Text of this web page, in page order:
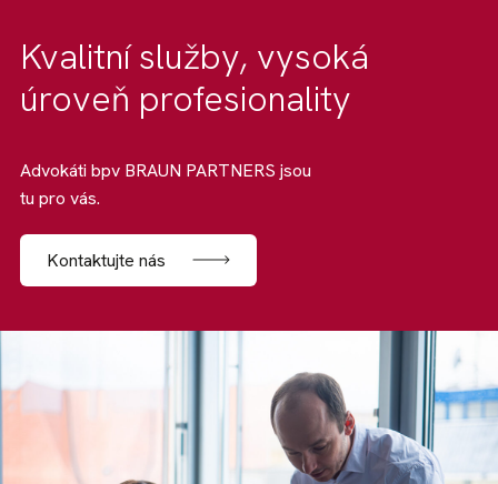
Kvalitní služby, vysoká
úroveň profesionality
Advokáti bpv BRAUN PARTNERS jsou
tu pro vás.
Kontaktujte nás